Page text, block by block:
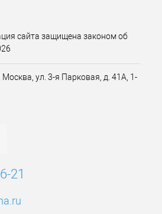
сайта защищена законом об
ул. 3-я Парковая, д. 41А, 1-
21